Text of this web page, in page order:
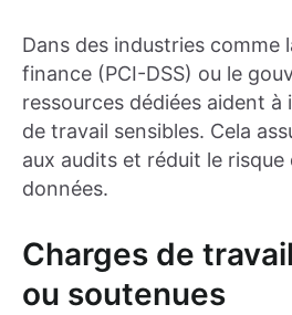
Dans des industries comme
finance (PCI-DSS) ou le
ressources dédiées aident à
de travail sensibles. Cela
aux audits et réduit le
données.
Charges de
ou soutenues